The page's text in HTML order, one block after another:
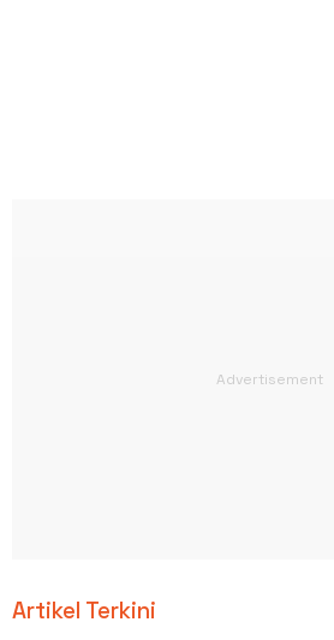
Artikel Terkini